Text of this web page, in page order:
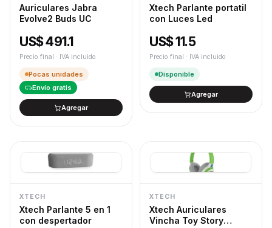
Auriculares Jabra
Evolve2 Buds UC
US$ 491.1
Precio final · IVA incluido
Pocas unidades
Envío gratis
Agregar
Xtech Parlante portatil
con Luces Led
US$ 11.5
Precio final · IVA incluido
Disponible
Agregar
XTECH
Xtech Parlante 5 en 1
con despertador
XTECH
Xtech Auriculares
Vincha Toy Story